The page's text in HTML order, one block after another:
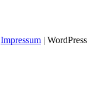
Impressum | WordPress